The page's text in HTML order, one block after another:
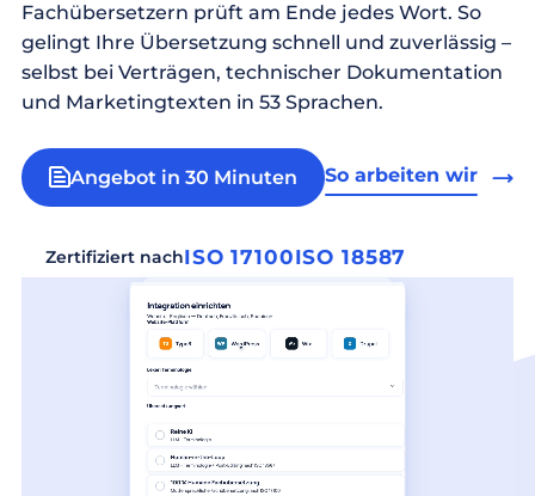
Fachübersetzern prüft am Ende jedes Wort. So
gelingt Ihre Übersetzung schnell und zuverlässig –
selbst bei Verträgen, technischer Dokumentation
und Marketingtexten in 53 Sprachen.
Angebot in 30 Minuten So arbeiten wir
Zertifiziert nachISO 17100ISO 18587